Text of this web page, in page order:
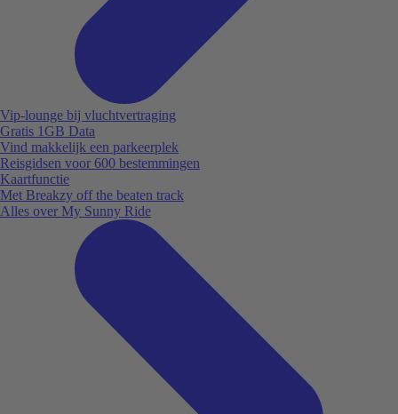
Vip-lounge bij vluchtvertraging
Gratis 1GB Data
Vind makkelijk een parkeerplek
Reisgidsen voor 600 bestemmingen
Kaartfunctie
Met Breakzy off the beaten track
Alles over My Sunny Ride